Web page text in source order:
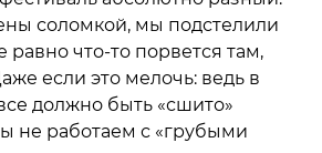
соломкой, мы подстелили
равно что-то порвется там,
если это мелочь: ведь в
должно быть «сшито»
не работаем с «грубыми